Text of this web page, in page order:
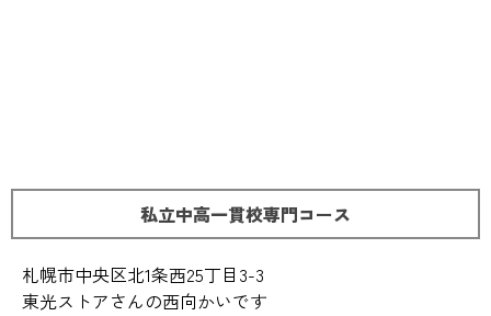
私立中高一貫校専門コース
札幌市中央区北1条西25丁目3-3
東光ストアさんの西向かいです